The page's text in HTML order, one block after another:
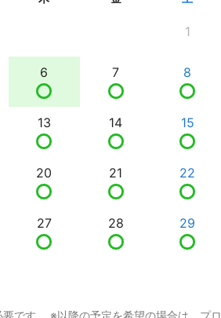
1
6 7 8
13 14 15
20 21 22
27 28 29
です。 ※以降の予定を希望の場合は、プロ